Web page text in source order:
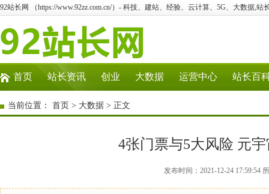
92站长网 （https://www.92zz.com.cn/）- 科技、建站、经验、云计算、5G、大数据,站
首页 站长资讯 创业 大数据 运营中心 站长百
当前位置： 首页 > 大数据 > 正文
4张门票与5大风险 元
发布时间：2021-12-24 17:59:54